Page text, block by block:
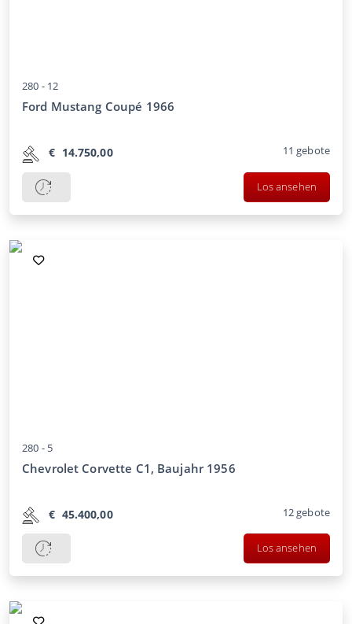
280 - 12
Ford Mustang Coupé 1966
€ 14.750,00 11 gebote
Los ansehen
280 - 5
Chevrolet Corvette C1, Baujahr 1956
€ 45.400,00 12gebote
Los ansehen